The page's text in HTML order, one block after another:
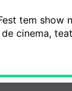
tem show
cinema,